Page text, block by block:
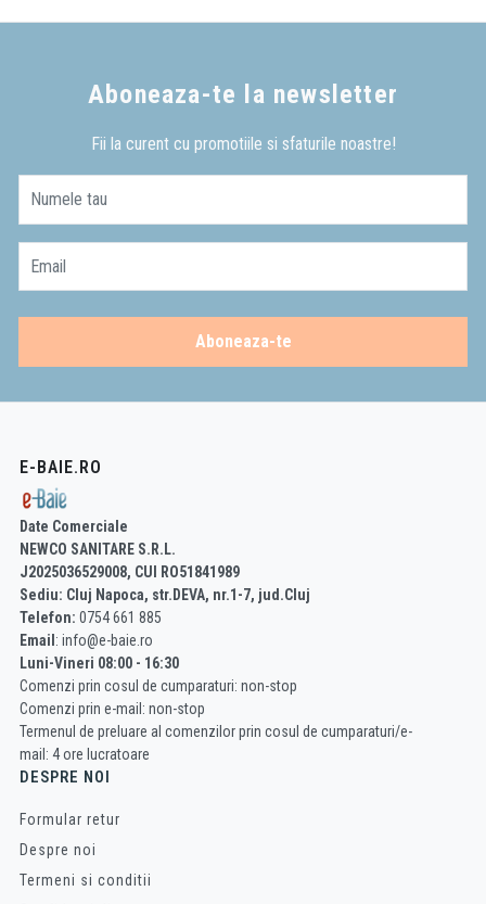
Aboneaza-te la newsletter
Fii la curent cu promotiile si sfaturile noastre!
Numele tau
Email
Aboneaza-te
E-BAIE.RO
Date Comerciale
NEWCO SANITARE S.R.L.
J2025036529008, CUI RO51841989
Sediu: Cluj Napoca, str.DEVA, nr.1-7, jud.Cluj
Telefon: 0754 661 885
Email : info@e-baie.ro
Luni-Vineri 08:00 - 16:30
Comenzi prin cosul de cumparaturi: non-stop
Comenzi prin e-mail: non-stop
Termenul de preluare al comenzilor prin cosul de cumparaturi/e-
mail: 4 ore lucratoare
DESPRE NOI
Formular retur
Despre noi
Termeni si conditii